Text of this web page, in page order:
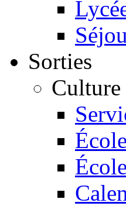
Sorties
Culture